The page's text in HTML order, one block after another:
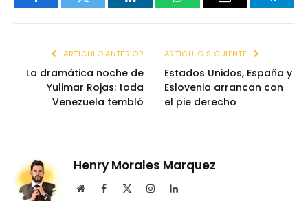
FacebookTwitter LinkedInWhatsAppEmail
ARTÍCULO ANTERIOR
La dramática noche de
Yulimar Rojas: toda
Venezuela tembló
ARTÍCULO SIGUIENTE
Estados Unidos, España y
Eslovenia arrancan con
el pie derecho
Henry Morales Marquez
WebsiteFacebook InstagramLinkedIn